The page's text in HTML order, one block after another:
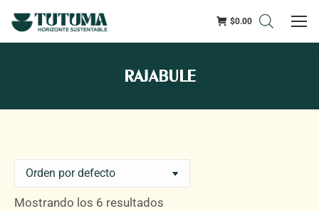
$0.00
RAJABULE
Mostrando los 6 resultados